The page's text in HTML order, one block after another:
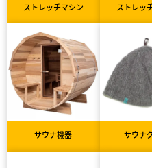
ストレッチマシン ストレッ
サウナ機器 サウナ